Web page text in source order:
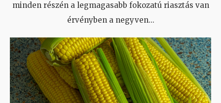
minden részén a legmagasabb fokozatú riasztás van
érvényben a negyven...